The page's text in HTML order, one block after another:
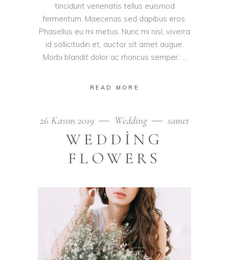
tincidunt venenatis tellus euismod
fermentum. Maecenas sed dapibus eros.
Phasellus eu mi metus. Nunc mi nisl, viverra
id sollicitudin et, auctor sit amet augue.
Morbi blandit dolor ac rhoncus semper.
READ MORE
26 Kasım 2019 Wedding samet
WEDDING
FLOWERS